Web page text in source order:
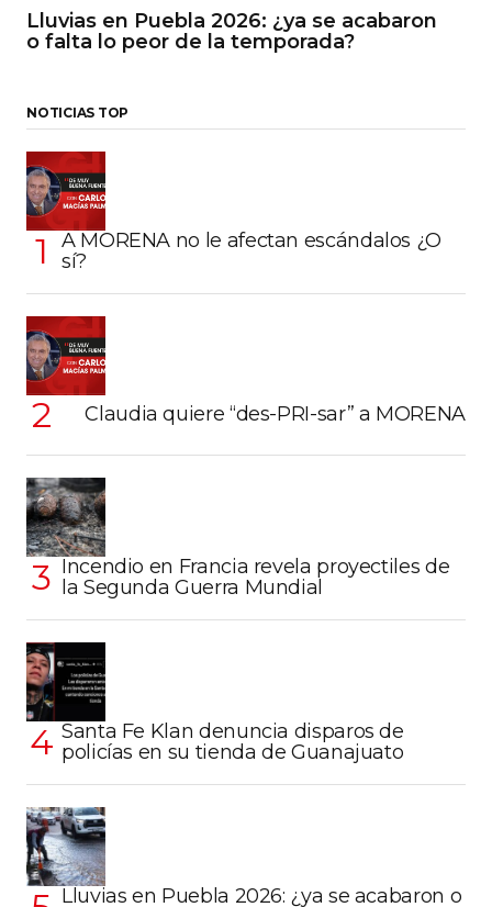
Lluvias en Puebla 2026: ¿ya se acabaron
o falta lo peor de la temporada?
NOTICIAS TOP
A MORENA no le afectan escándalos ¿O
sí?
Claudia quiere “des-PRI-sar” a MORENA
Incendio en Francia revela proyectiles de
la Segunda Guerra Mundial
Santa Fe Klan denuncia disparos de
policías en su tienda de Guanajuato
Lluvias en Puebla 2026: ¿ya se acabaron o